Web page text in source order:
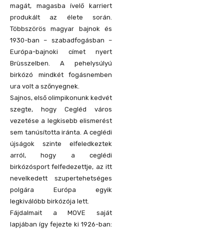
magát, magasba ívelő karriert
produkált az élete során.
Többszörös magyar bajnok és
1930-ban – szabadfogásban –
Európa-bajnoki címet nyert
Brüsszelben. A pehelysúlyú
birkózó mindkét fogásnemben
ura volt a szőnyegnek.
Sajnos, első olimpikonunk kedvét
szegte, hogy Cegléd város
vezetése a legkisebb elismerést
sem tanúsította iránta. A ceglédi
újságok szinte elfeledkeztek
arról, hogy a ceglédi
birkózósport felfedezettje, az itt
nevelkedett szupertehetséges
polgára Európa egyik
legkiválóbb birkózója lett.
Fájdalmait a MOVE saját
lapjában így fejezte ki 1926-ban: